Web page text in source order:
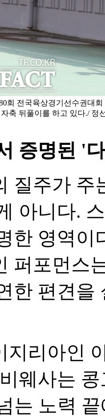
회 전국육상경기선수권대회
축 뒤풀이를 하고 있다./ 정
증명된 '
질주가 주
아니다.
한 영역이
퍼포먼스
한 편견을
지리아인
웨사는
는 노력